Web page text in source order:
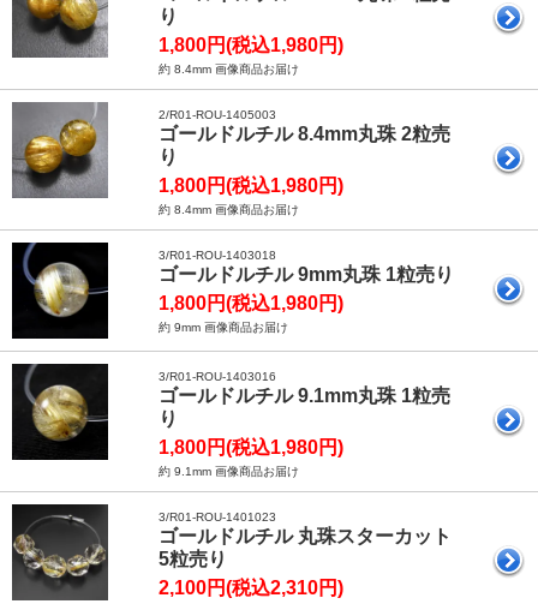
り
1,800円(税込1,980円)
約 8.4mm 画像商品お届け
2/R01-ROU-1405003
ゴールドルチル 8.4mm丸珠 2粒売
り
1,800円(税込1,980円)
約 8.4mm 画像商品お届け
3/R01-ROU-1403018
ゴールドルチル 9mm丸珠 1粒売り
1,800円(税込1,980円)
約 9mm 画像商品お届け
3/R01-ROU-1403016
ゴールドルチル 9.1mm丸珠 1粒売
り
1,800円(税込1,980円)
約 9.1mm 画像商品お届け
3/R01-ROU-1401023
ゴールドルチル 丸珠スターカット
5粒売り
2,100円(税込2,310円)